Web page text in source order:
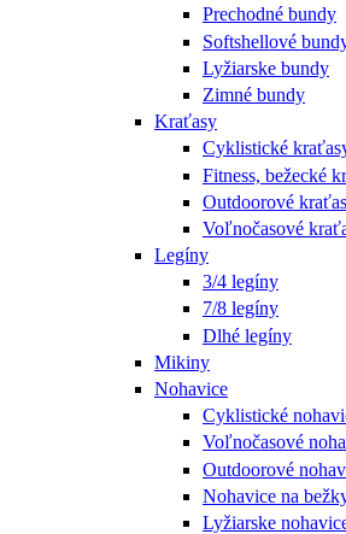
Prechodné bundy
Softshellové
Lyžiarske bundy
Zimné bundy
Kraťasy
Cyklistické
Fitness, bežecké
Outdoorové
Voľnočasové
Legíny
3/4 legíny
7/8 legíny
Dlhé legíny
Mikiny
Nohavice
Cyklistické
Voľnočasové
Outdoorové
Nohavice na
Lyžiarske